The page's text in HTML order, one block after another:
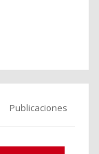
Publicaciones